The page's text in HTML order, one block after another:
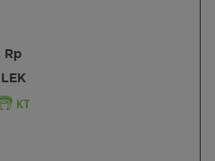
Rp
LEK